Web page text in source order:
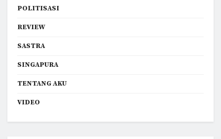
POLITISASI
REVIEW
SASTRA
SINGAPURA
TENTANG AKU
VIDEO